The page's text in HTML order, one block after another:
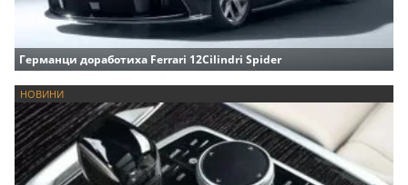
Германци доработиха Ferrari 12Cilindri Spider
НОВИНИ